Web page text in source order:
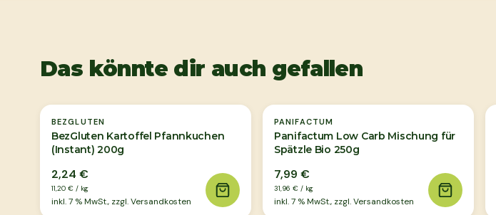
Das könnte dir auch gefallen
BEZGLUTEN
BezGluten Kartoffel Pfannkuchen
(Instant) 200g
2,24 €
11,20 € / kg
inkl.7 % MwSt., zzgl. Versandkosten
PANIFACTUM
Panifactum Low Carb Mischung für
Spätzle Bio 250g
7,99 €
31,96 € / kg
inkl.7 % MwSt., zzgl. Versandkosten